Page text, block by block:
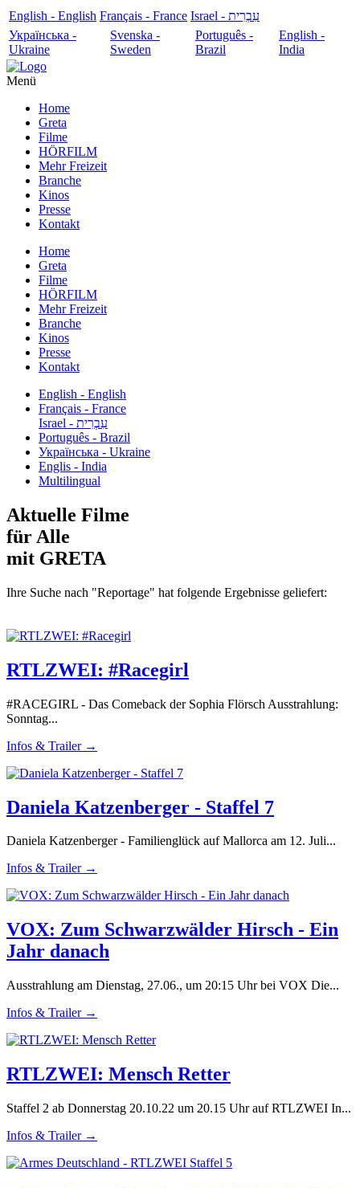
English - English Français - France
עִבְרִית - Israel
Українська -
Ukraine
Svenska -
Sweden
Português -
Brazil
English -
India
Menü
Home
Greta
Filme
HÖRFILM
Mehr Freizeit
Branche
Kinos
Presse
Kontakt
Home
Greta
Filme
HÖRFILM
Mehr Freizeit
Branche
Kinos
Presse
Kontakt
English - English
Français - France
עִבְרִית - Israel
Português - Brazil
Українська - Ukraine
Englis - India
Multilingual
Aktuelle Filme
für Alle
mit GRETA
Ihre Suche nach "Reportage" hat folgende Ergebnisse geliefert:
RTLZWEI: #Racegirl
#RACEGIRL - Das Comeback der Sophia Flörsch Ausstrahlung:
Sonntag...
Infos & Trailer →
Daniela Katzenberger - Staffel 7
Daniela Katzenberger - Familienglück auf Mallorca am 12. Juli...
Infos & Trailer →
VOX: Zum Schwarzwälder Hirsch - Ein
Jahr danach
Ausstrahlung am Dienstag, 27.06., um 20:15 Uhr bei VOX Die...
Infos & Trailer →
RTLZWEI: Mensch Retter
Staffel 2 ab Donnerstag 20.10.22 um 20.15 Uhr auf RTLZWEI In...
Infos & Trailer →